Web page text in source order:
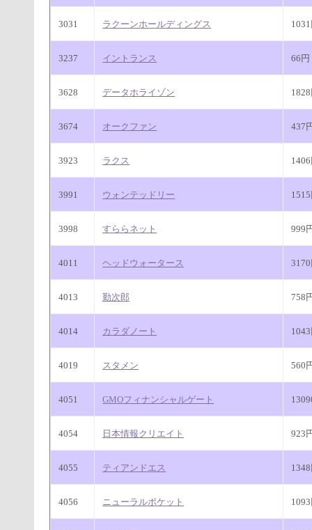
3031 ラクーンホールディングス 1031
3237 イントランス 66円
3628 データホライゾン 1828
3674 オークファン 437
3923 ラクス 1406
3991 ウォンテッドリー 1515
3998 すららネット 999
4011 ヘッドウォータース 3170
4013 勤次郎 758
4014 カラダノート 1043
4019 スタメン 560
4051 GMOフィナンシャルゲート
4054 日本情報クリエイト 923
4055 ティアンドエス 1348
4056 ニューラルポケット 1093